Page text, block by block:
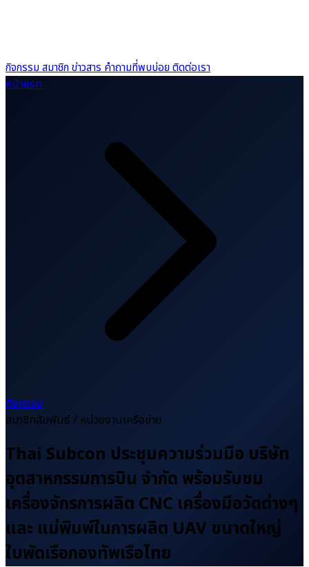
กิจกรรมสมาชิกข่าวสารคำถามที่พบบ่อยติดต่อเรา
หน้าแรก
กิจกรรม
สมาชิกสัมพันธ์ / หน่วยงานเครือข่าย
Thai Subcon ประชุมความร่วมมือ บริษัท
อุตสาหกรรมการบิน จำกัด พร้อมรับชม
เครื่องจักรการผลิต CNC เครื่องมือวัดต่างๆ
และ แม่พิมพ์ในการผลิต UAV ขนาดใหญ่
ใบพัดเรือกองทัพเรือไทย